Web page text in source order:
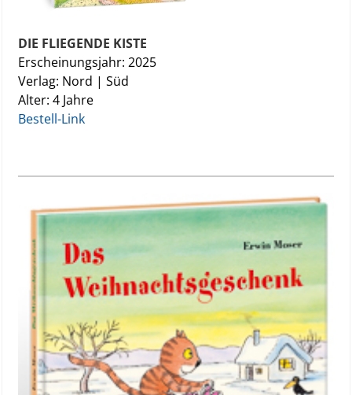
DIE FLIEGENDE KISTE
Erscheinungsjahr: 2025
Verlag: Nord | Süd
Alter: 4 Jahre
Bestell-Link